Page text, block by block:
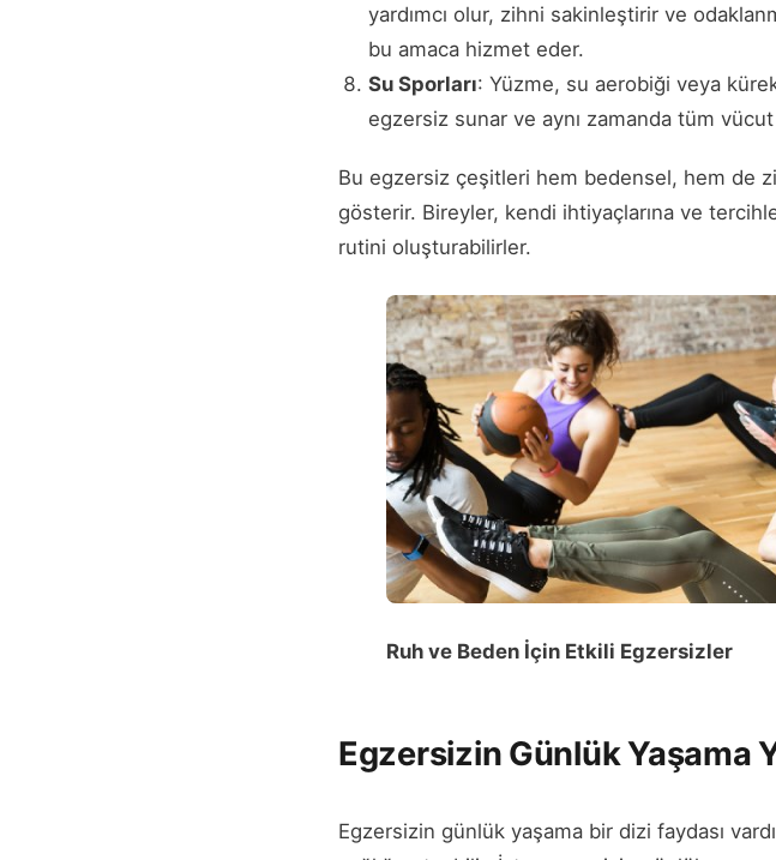
yardımcı olur, zihni sakinleştirir ve
bu amaca hizmet eder.
Su Sporları: Yüzme, su aerobiği veya
egzersiz sunar ve aynı zamanda tüm vücut
Bu egzersiz çeşitleri hem bedensel, hem de
gösterir. Bireyler, kendi ihtiyaçlarına ve
rutini oluşturabilirler.
Ruh ve Beden İçin Etkili Egzersizler
Egzersizin Günlük Yaşama
Egzersizin günlük yaşama bir dizi faydası